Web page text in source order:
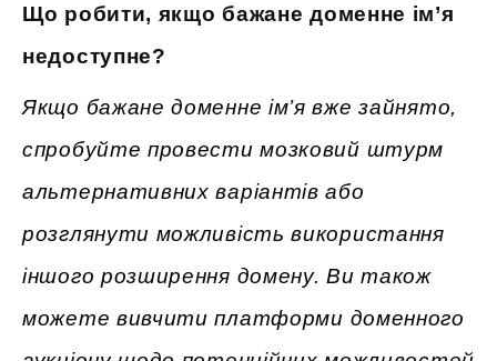
Що робити, якщо бажане доменне ім’я
недоступне?
Якщо бажане доменне ім’я вже зайнято,
спробуйте провести мозковий штурм
альтернативних варіантів або
розглянути можливість використання
іншого розширення домену. Ви також
можете вивчити платформи доменного